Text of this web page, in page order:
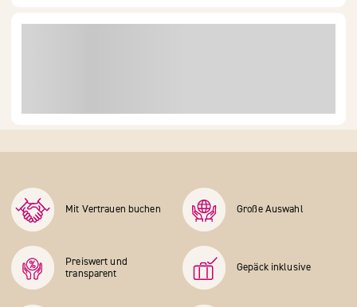
Mit Vertrauen buchen Große Auswahl
Preiswert und
transparent
Gepäck inklusive